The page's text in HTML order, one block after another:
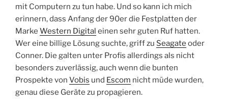
mit Computern zu tun habe. Und so kann ich mich
erinnern, dass Anfang der 90er die Festplatten der
Marke Western Digital einen sehr guten Ruf hatten.
Wer eine billige Lösung suchte, griff zu Seagate oder
Conner. Die galten unter Profis allerdings als nicht
besonders zuverlässig, auch wenn die bunten
Prospekte von Vobis und Escom nicht müde wurden,
genau diese Geräte zu propagieren.